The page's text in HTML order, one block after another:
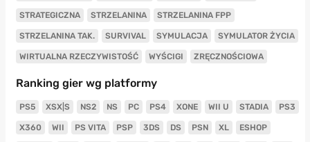
STRATEGICZNA STRZELANINA STRZELANINA FPP
STRZELANINA TAK. SURVIVAL SYMULACJA SYMULATOR ŻYCIA
WIRTUALNA RZECZYWISTOŚĆ WYŚCIGI ZRĘCZNOŚCIOWA
Ranking gier wg platformy
PS5 XSX|S NS2 NS PC PS4 XONE WII U STADIA PS3
X360 WII PS VITA PSP 3DS DS PSN XL ESHOP